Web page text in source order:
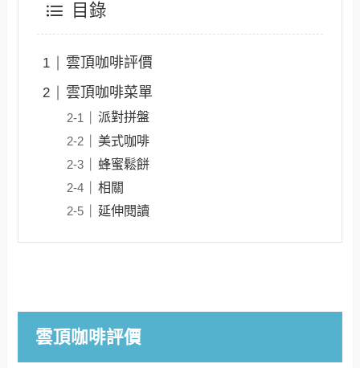
目錄
雲頂咖啡評價
雲頂咖啡菜單
派對拼盤
美式咖啡
蜂蜜鬆餅
相關
延伸閱讀
雲頂咖啡評價